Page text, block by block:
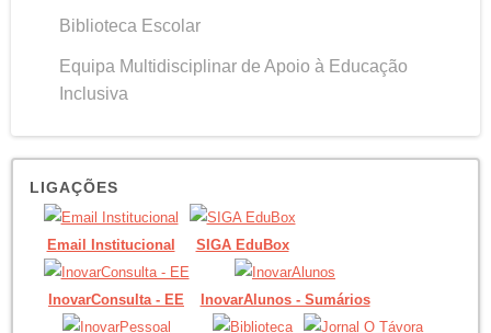
Biblioteca Escolar
Equipa Multidisciplinar de Apoio à Educação
Inclusiva
LIGAÇÕES
Email Institucional SIGA EduBox
InovarConsulta - EE InovarAlunos - Sumários